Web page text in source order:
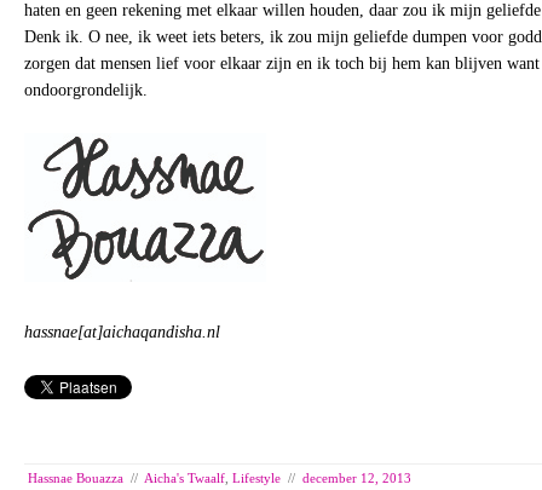
haten en geen rekening met elkaar willen houden, daar zou ik mijn
Denk ik. O nee, ik weet iets beters, ik zou mijn geliefde dumpen voor
zorgen dat mensen lief voor elkaar zijn en ik toch bij hem kan blijven
ondoorgrondelijk.
hassnae[at]aichaqandisha.nl
Hassnae Bouazza // Aicha's Twaalf Lifestyle // december 12, 2013